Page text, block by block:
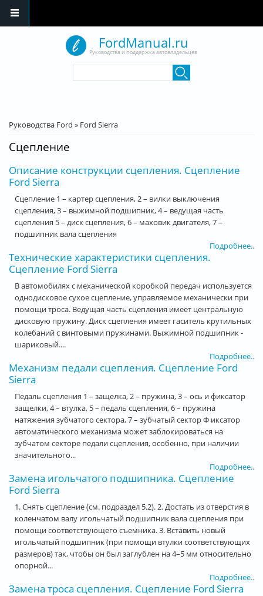
FordManual.ru
Руководства и поддержка автовладельцев
Вы здесь
Руководства Ford » Ford Sierra
Сцепление
Описание конструкции сцепления. Сцепление
Ford Sierra
Сцепление 1 – картер сцепления, 2 – вилки выключения
сцепления, 3 – выжимной подшипник, 4 – ведущая часть
сцепления 5 – диск сцепления, 6 – маховик двигателя, 7 –
подшипник вала сцепления
Подробнее..
Технические характеристики сцепления.
Сцепление Ford Sierra
В автомобилях с механической коробкой передач используется
однодисковое сухое сцепление, управляемое механически при
помощи троса. Ведущая часть сцепления имеет центральную
дисковую пружину. Диск сцепления имеет гаситель крутильных
колебаний с винтовыми пружинами. Выжимной подшипник -
шариковый....
Подробнее..
Механизм педали сцепления. Сцепление Ford
Sierra
Педаль сцепления 1 – защелка, 2 – пружина, 3 – ось и фиксатор
защелки, 4 – втулка, 5 – педаль сцепления, 6 – пружина
натяжения зубчатого сектора, 7 – зубчатый сектор Ф иксатор
автоматического механизма может заблокироваться на
зубчатом секторе педали сцепления, особенно, при наличии
значительного...
Подробнее..
Замена игольчатого подшипника. Сцепление
Ford Sierra
1. Снять сцепление (см. подраздел 5.2). 2. Достать из отверстия в
коленчатом валу игольчатый подшипник вала сцепления при
помощи соответствующего съемника. 3. Вставить новый
игольчатый подшипник (при помощи втулки соответствующих
размеров) так, чтобы он был заглублен на 4–5 мм относительно
опорной...
Подробнее..
Замена троса сцепления. Сцепление Ford Sierra